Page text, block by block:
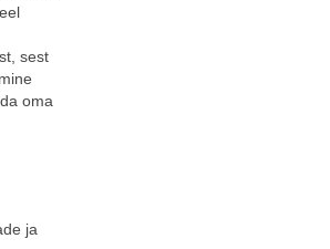
sest
oma
ja